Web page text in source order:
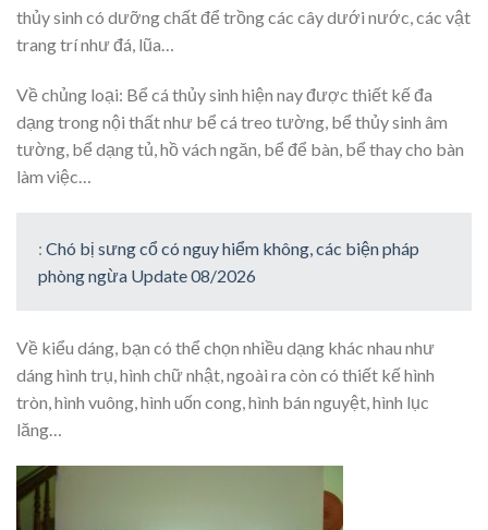
thủy sinh có dưỡng chất để trồng các cây dưới nước, các vật
trang trí như đá, lũa…
Về chủng loại: Bể cá thủy sinh hiện nay được thiết kế đa
dạng trong nội thất như bể cá treo tường, bể thủy sinh âm
tường, bể dạng tủ, hồ vách ngăn, bể để bàn, bể thay cho bàn
làm việc…
: Chó bị sưng cổ có nguy hiểm không, các biện pháp
phòng ngừa Update 08/2026
Về kiểu dáng, bạn có thể chọn nhiều dạng khác nhau như
dáng hình trụ, hình chữ nhật, ngoài ra còn có thiết kế hình
tròn, hình vuông, hình uốn cong, hình bán nguyệt, hình lục
lăng…